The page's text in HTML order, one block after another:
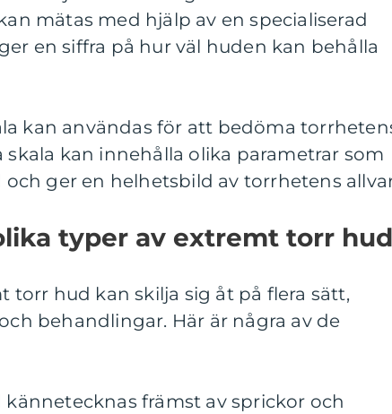
mätas med hjälp av en specialiserad
en siffra på hur väl huden kan behålla
kan användas för att bedöma
kan innehålla olika parametrar som
ger en helhetsbild av torrhetens
typer av extremt torr hud
torr hud kan skilja sig åt på flera sätt,
behandlingar. Här är några av de
kännetecknas främst av sprickor och